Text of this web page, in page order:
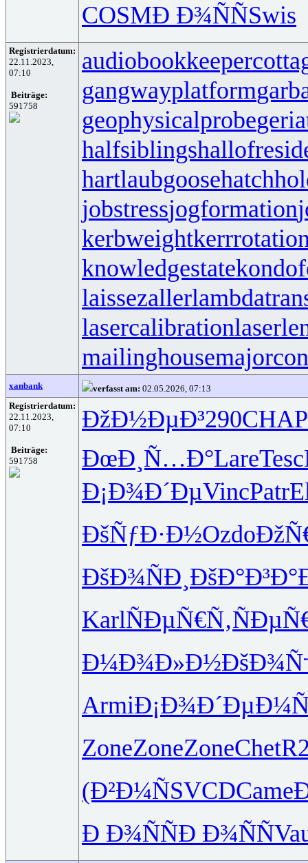
COSMÐ Ð¾ÑÑSwis
Registrierdatum:
22.11.2023,
07:10
Beiträge:
591758
audiobookkeeper
gangwayplatform
geophysicalprobe
halfsiblings
hartlaubgoose
jobstressjogformation
kerbweight
knowledgestate
laissezaller
lasercalibration
mailinghouse
xanbank verfasst am: 02.05.2026, 07:13
Registrierdatum:
22.11.2023,
07:10
Beiträge:
591758
ÐžÐ½ÐµÐ³290CHAP
ÐœÐ¸Ñ…Ð°LareTesc
Ð¡Ð¾Ð´ÐµVincPatr
ÐšÑƒÐ·Ð½Ozdo
ÐšÐ¾ÑÐ¸ ÐšÐ°Ð³Ð°
KarlÑÐµÑ€Ñ‚
Ð¼Ð¾Ð»Ð½
ArmiÐ¡Ð¾Ð´Ðµ
ZoneZoneZoneChet
(Ð²Ð¼ÑSVCDCame
Ð Ð¾ÑÑÐ Ð¾ÑÑ